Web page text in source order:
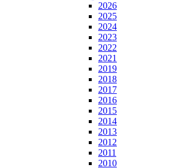
2026
2025
2024
2023
2022
2021
2019
2018
2017
2016
2015
2014
2013
2012
2011
2010